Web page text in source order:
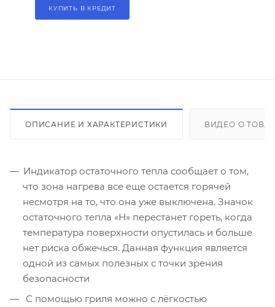
КУПИТЬ В КРЕДИТ
ОПИСАНИЕ И ХАРАКТЕРИСТИКИ ВИДЕО О
Индикатор остаточного тепла сообщает о том,
что зона нагрева все еще остается горячей
несмотря на то, что она уже выключена. Значок
остаточного тепла «Н» перестанет гореть, когда
температура поверхности опустилась и больше
нет риска обжечься. Данная функция является
одной из самых полезных с точки зрения
безопасности
С помощью гриля можно с лёгкостью